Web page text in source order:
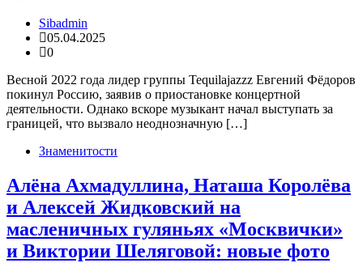
Sibadmin
05.04.2025
0
Весной 2022 года лидер группы Tequilajazzz Евгений Фёдоров
покинул Россию, заявив о приостановке концертной
деятельности. Однако вскоре музыкант начал выступать за
границей, что вызвало неоднозначную […]
Знаменитости
Алёна Ахмадуллина, Наташа Королёва
и Алексей Жидковский на
масленичных гуляньях «Москвички»
и Виктории Шеляговой: новые фото